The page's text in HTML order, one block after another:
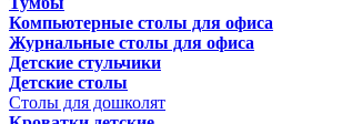
Компьютерные столы для офиса
Журнальные столы для офиса
Детские стульчики
Детские столы
Столы для дошколят